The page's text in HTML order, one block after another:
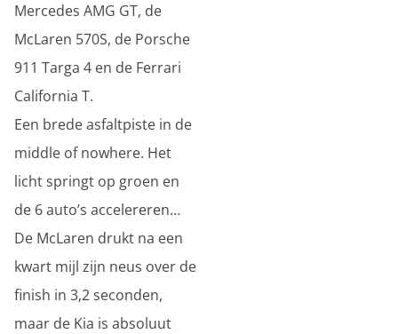
Mercedes AMG GT, de
McLaren 570S, de Porsche
911 Targa 4 en de Ferrari
California T.
Een brede asfaltpiste in de
middle of nowhere. Het
licht springt op groen en
de 6 auto’s accelereren…
De McLaren drukt na een
kwart mijl zijn neus over de
finish in 3,2 seconden,
maar de Kia is absoluut